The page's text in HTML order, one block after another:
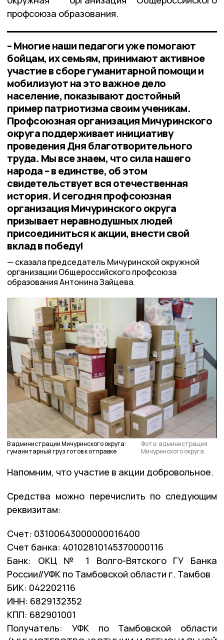
профсоюза образования.
– Многие наши педагоги уже помогают
бойцам, их семьям, принимают активное
участие в сборе гуманитарной помощи и
мобилизуют на это важное дело
население, показывают достойный
пример патриотизма своим ученикам.
Профсоюзная организация Мичуринского
округа поддерживает инициативу
проведения Дня благотворительного
труда. Мы все знаем, что сила нашего
народа – в единстве, об этом
свидетельствует вся отечественная
история. И сегодня профсоюзная
организация Мичуринского округа
призывает неравнодушных людей
присоединиться к акции, внести свой
вклад в победу!
сказала председатель Мичуринской окружной
организации Общероссийского профсоюза
образования Антонина Зайцева.
В администрации Мичуринского округа:
гуманитарный груз готов к отправке
Фото: администрация
Мичуринского округа
Напомним, что участие в акции добровольное.
Средства можно перечислить по следующим
реквизитам:
Счет: 03100643000000016400
Счет банка: 40102810145370000116
Банк: ОКЦ № 1 Волго-Вятского ГУ Банка
России//УФК по Тамбовской области г. Тамбов
БИК: 042202116
ИНН: 6829132352
КПП: 682901001
Получатель: УФК по Тамбовской области